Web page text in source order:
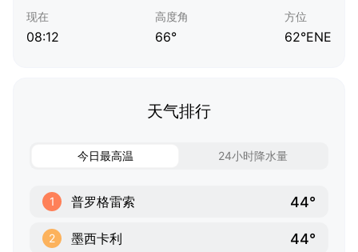
现在
08:12
高度角
66°
方位
62°ENE
天气排行
今日最高温 24小时降水量
1 普罗格雷索 44°
2 墨西卡利 44°